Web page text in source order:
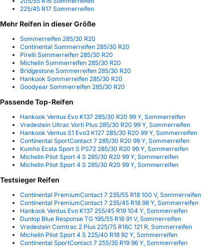
225/45 R17 Sommerreifen
Mehr Reifen in dieser Größe
Sommerreifen 285/30 R20
Continental Sommerreifen 285/30 R20
Pirelli Sommerreifen 285/30 R20
Michelin Sommerreifen 285/30 R20
Bridgestone Sommerreifen 285/30 R20
Hankook Sommerreifen 285/30 R20
Goodyear Sommerreifen 285/30 R20
Passende Top-Reifen
Hankook Ventus Evo K137 285/30 R20 99 Y, Sommerreifen
Vredestein Ultrac Vorti Plus 285/30 R20 99 Y, Sommerreifen
Hankook Ventus S1 Evo3 K127 285/30 R20 99 Y, Sommerreifen
Continental SportContact 7 285/30 R20 99 Y, Sommerreifen
Kumho Ecsta Sport S PS72 285/30 R20 99 Y, Sommerreifen
Michelin Pilot Sport 4 S 285/30 R20 99 Y, Sommerreifen
Michelin Pilot Sport 4 S 285/30 R20 99 Y, Sommerreifen
Testsieger Reifen
Continental PremiumContact 7 235/55 R18 100 V, Sommerreifen
Continental PremiumContact 7 235/45 R18 98 Y, Sommerreifen
Hankook Ventus Evo K137 255/45 R19 104 Y, Sommerreifen
Dunlop Blue Response TG 195/55 R16 91 V, Sommerreifen
Vredestein Comtrac 2 Plus 225/75 R16C 121 R, Sommerreifen
Michelin Pilot Sport 4 S 225/40 R18 92 Y, Sommerreifen
Continental SportContact 7 255/35 R19 96 Y, Sommerreifen